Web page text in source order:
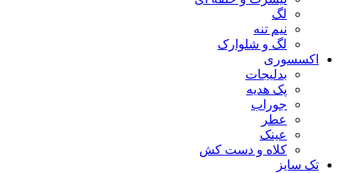
لگ
نیم تنه
لگ و شلوارک
اکسسوری
بدلیجات
پک هدیه
جوراب
عطر
عینک
کلاه و دست کش
تک سایز